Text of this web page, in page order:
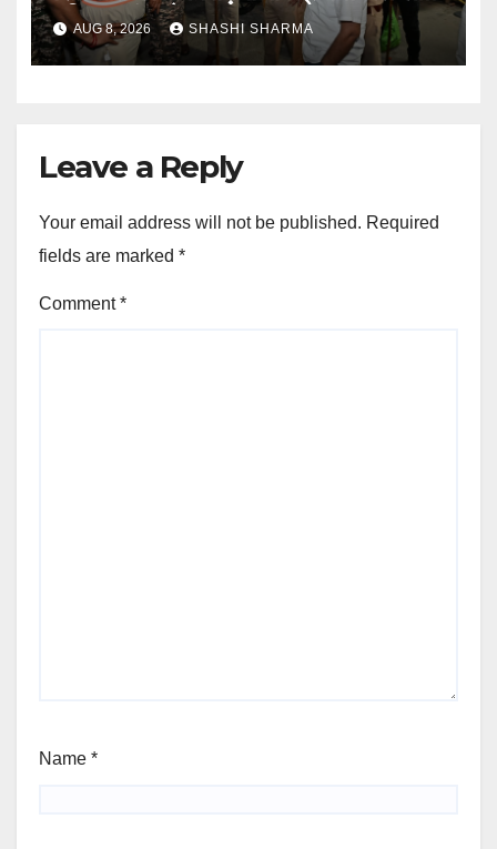
हरिद्वार पहुंच रहे
AUG 8, 2026 SHASHI SHARMA
Leave a Reply
Your email address will not be published. Required
fields are marked *
Comment*
Name *